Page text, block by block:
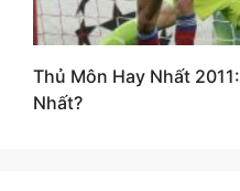
Thủ Môn Hay Nhất
Nhất?